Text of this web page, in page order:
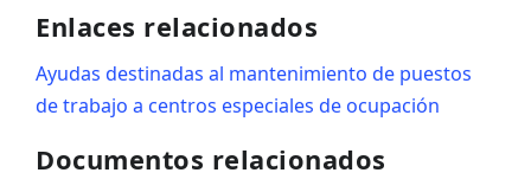
Enlaces relacionados
Ayudas destinadas al mantenimiento de puestos
de trabajo a centros especiales de ocupación
Documentos relacionados